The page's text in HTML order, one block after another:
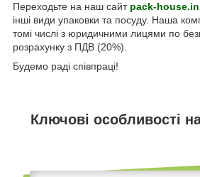
Переходьте на наш сайт pack-
інші види упаковки та посуду. Наша
томі числі з юридичними лицями по
розрахунку з ПДВ (20%).
Будемо раді співпраці!
Ключові особливості